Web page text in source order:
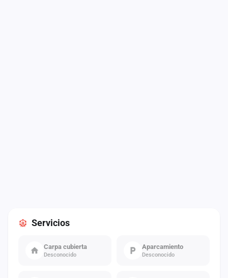
Servicios
Carpa cubierta
Desconocido
Aparcamiento
Desconocido